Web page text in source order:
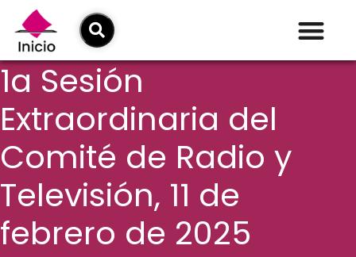
1a Sesión
Extraordinaria del
Comité de Radio y
Televisión, 11 de
febrero de 2025